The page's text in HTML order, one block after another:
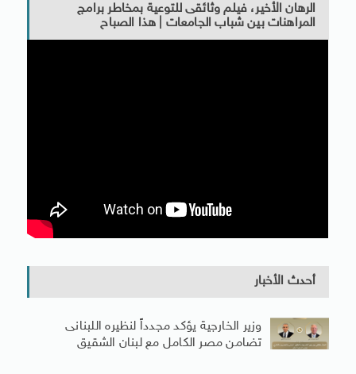
الرهان الأخير، فيلم وثائقى للتوعية بمخاطر برامج
المراهنات بين شباب الجامعات | هذا الصباح
أحدث الأخبار
وزير الخارجية يؤكد مجدداً لنظيره اللبنانى
تضامن مصر الكامل مع لبنان الشقيق